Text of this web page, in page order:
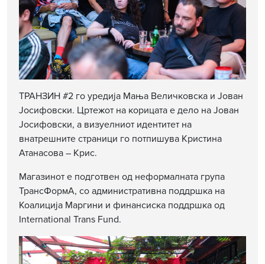
ТРАНЗИН #2 го уредија Мања Величковска и Јован
Јосифовски. Цртежот на корицата е дело на Јован
Јосифовски, а визуелниот идентитет на
внатрешните страници го потпишува Кристина
Атанасова – Крис.
Магазинот е подготвен од неформалната група
ТрансФормА, со административна поддршка на
Коалиција Маргини и финансиска поддршка од
International Trans Fund.